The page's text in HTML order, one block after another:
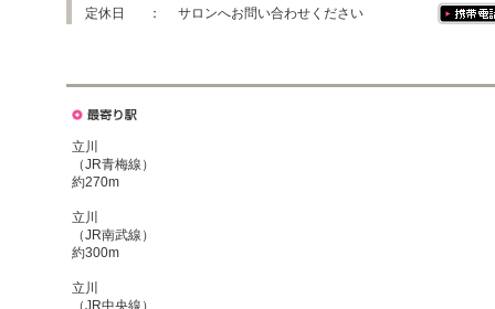
定休日
： サロンへお問い合わせください
立川
（JR青梅線）
約270m
立川
（JR南武線）
約300m
立川
（JR中央線）